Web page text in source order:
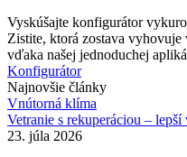
Vyskúšajte konfigurátor
Zistite, ktorá zostava
vďaka našej jednoduchej
Konfigurátor
Najnovšie články
Vnútorná klíma
Vetranie s rekuperáciou –
23. júla 2026